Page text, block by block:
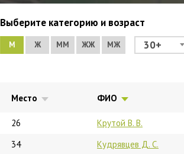
Выберите категорию и возраст
М Ж ММ ЖЖ МЖ 30+
Место ФИО
26 Крутой В. В.
34
Кудрявцев Д. С.